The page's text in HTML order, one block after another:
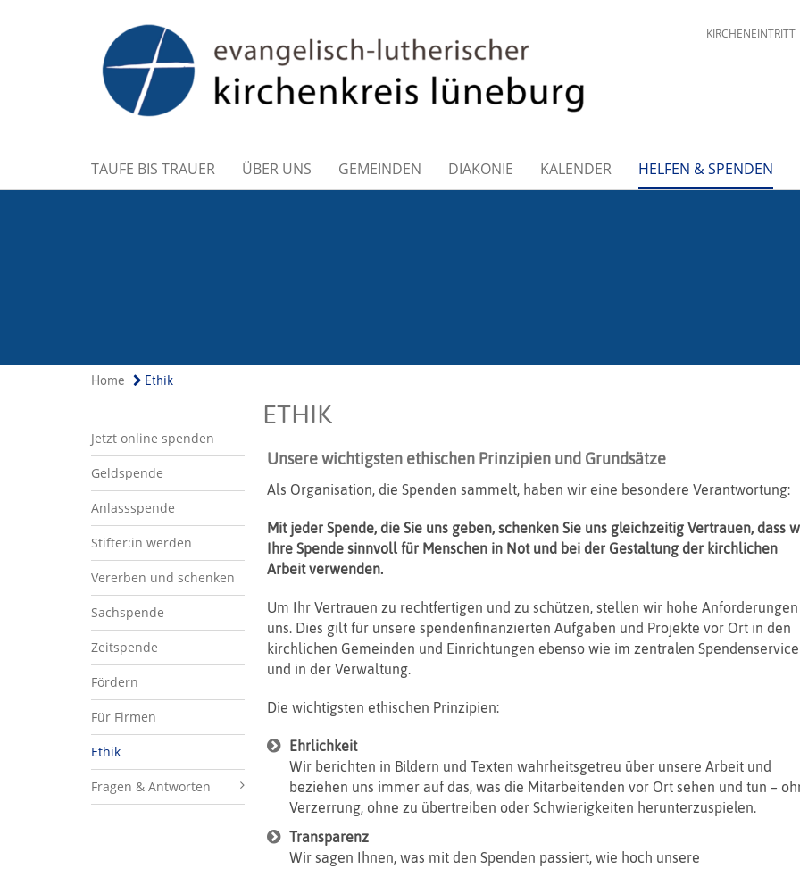
KIRCHENEINTRITT
TAUFE BIS TRAUER ÜBER UNS GEMEINDEN DIAKONIE KALENDER HELFEN & SPENDEN
Home Ethik
Jetzt online spenden
Geldspende
Anlassspende
Stifter:in werden
Vererben und schenken
Sachspende
Zeitspende
Fördern
Für Firmen
Ethik
Fragen & Antworten
ETHIK
Unsere wichtigsten ethischen Prinzipien und Grundsätze
Als Organisation, die Spenden sammelt, haben wir eine besondere Verantwortung:
Mit jeder Spende, die Sie uns geben, schenken Sie uns gleichzeitig Vertrauen, dass
Ihre Spende sinnvoll für Menschen in Not und bei der Gestaltung der kirchlichen
Arbeit verwenden.
Um Ihr Vertrauen zu rechtfertigen und zu schützen, stellen wir hohe Anforderungen
uns. Dies gilt für unsere spendenfinanzierten Aufgaben und Projekte vor Ort in den
kirchlichen Gemeinden und Einrichtungen ebenso wie im zentralen Spendenservice
und in der Verwaltung.
Die wichtigsten ethischen Prinzipien:
Ehrlichkeit
Wir berichten in Bildern und Texten wahrheitsgetreu über unsere Arbeit und
beziehen uns immer auf das, was die Mitarbeitenden vor Ort sehen und tun –
Verzerrung, ohne zu übertreiben oder Schwierigkeiten herunterzuspielen.
Transparenz
Wir sagen Ihnen, was mit den Spenden passiert, wie hoch unsere